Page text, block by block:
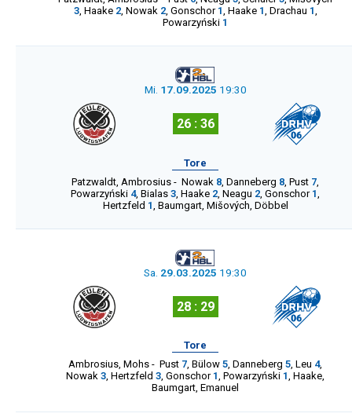
3, Haake 2, Nowak 2, Gonschor 1 Haake 1 Drachau 1
Powarzyński 1
Mi. 17.09.2025 19:30
26 : 36
Tore
Patzwaldt Ambrosius - Nowak 8 Danneberg 8 Pust 7
Powarzyński 4, Bialas 3 Haake 2 Neagu 2 Gonschor 1
Hertzfeld 1 Baumgart, Mišových Döbbel
Sa. 29.03.2025 19:30
28 : 29
Tore
Ambrosius, Mohs - Pust 7, Bülow 5, Danneberg 5, Leu 4,
Nowak 3, Hertzfeld 3, Gonschor 1, Powarzyński 1, Haake,
Baumgart, Emanuel